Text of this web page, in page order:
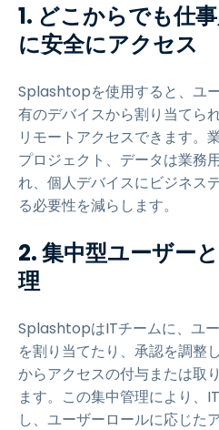
1. どこからでも仕
に安全にアクセス
Splashtopを使用すると、ユ
有のデバイスから割り当てら
リモートアクセスできます。
プロジェクト、データは業務
れ、個人デバイスにビジネス
る必要性を減らします。
2. 集中型ユーザー
理
SplashtopはITチームに、ユ
を割り当てたり、承認を調整
からアクセスの付与または取
ます。この集中管理により、
し、ユーザーロールに応じた